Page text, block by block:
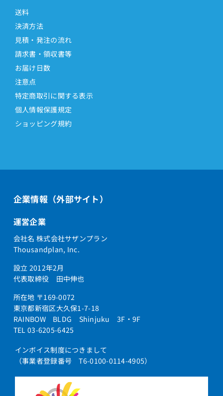
送料
決済方法
見積・発注の流れ
請求書・領収書等
お届け日数
注意点
特定商取引に関する表示
個人情報保護規定
ショッピング規約
企業情報（外部サイト）
運営企業
会社名 株式会社サザンプラン
Thousandplan, Inc.
設立 2012年2月
代表取締役 田中伸也
所在地 〒169-0072
東京都新宿区大久保1-7-18
RAINBOW BLDG Shinjuku 3F・9F
TEL 03-6205-6425
インボイス制度につきまして
（事業者登録番号 T6-0100-0114-4905）